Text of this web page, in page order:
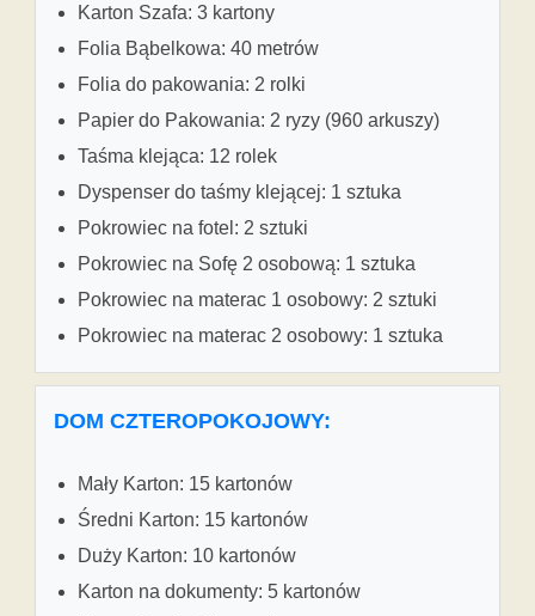
Karton Szafa: 3 kartony
Folia Bąbelkowa: 40 metrów
Folia do pakowania: 2 rolki
Papier do Pakowania: 2 ryzy (960 arkuszy)
Taśma klejąca: 12 rolek
Dyspenser do taśmy klejącej: 1 sztuka
Pokrowiec na fotel: 2 sztuki
Pokrowiec na Sofę 2 osobową: 1 sztuka
Pokrowiec na materac 1 osobowy: 2 sztuki
Pokrowiec na materac 2 osobowy: 1 sztuka
DOM CZTEROPOKOJOWY:
Mały Karton: 15 kartonów
Średni Karton: 15 kartonów
Duży Karton: 10 kartonów
Karton na dokumenty: 5 kartonów